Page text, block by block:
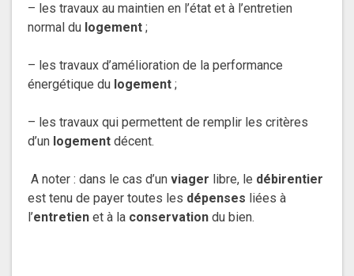
– les travaux au maintien en l’état et à l’entretien
normal du logement ;
– les travaux d’amélioration de la performance
énergétique du logement ;
– les travaux qui permettent de remplir les critères
d’un logement décent.
A noter : dans le cas d’un viager libre, le débirentier
est tenu de payer toutes les dépenses liées à
l’entretien et à la conservation du bien.